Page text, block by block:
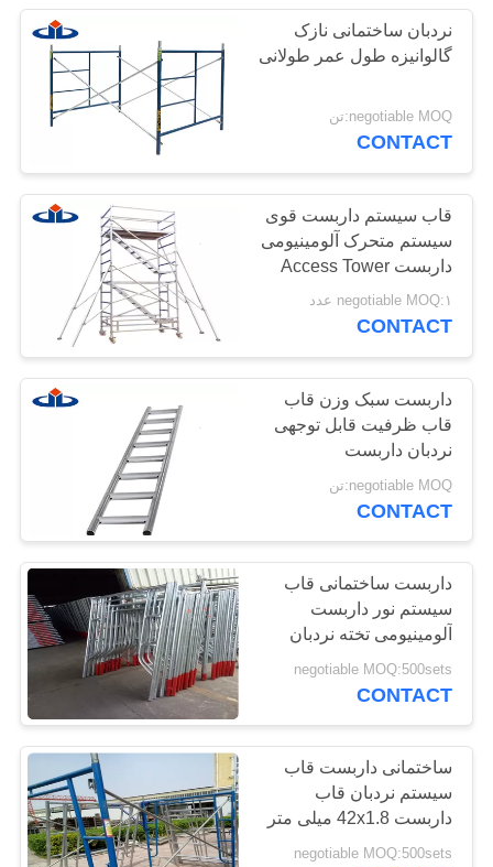
نردبان ساختمانی نازک
گالوانیزه طول عمر طولانی
negotiable MOQ:تن
CONTACT
قاب سیستم داربست قوی
سیستم متحرک آلومینیومی
داربست Access Tower
negotiable MOQ:۱ عدد
CONTACT
داربست سبک وزن قاب
قاب ظرفیت قابل توجهی
نردبان داربست
negotiable MOQ:تن
CONTACT
داربست ساختمانی قاب
سیستم نور داربست
آلومینیومی تخته نردبان
negotiable MOQ:500sets
CONTACT
ساختمانی داربست قاب
سیستم نردبان قاب
داربست 42x1.8 میلی متر
negotiable MOQ:500sets